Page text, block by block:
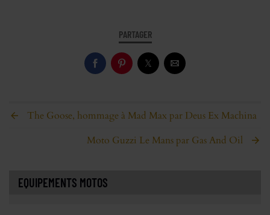
PARTAGER
The Goose, hommage à Mad Max par Deus Ex Machina
Moto Guzzi Le Mans par Gas And Oil
EQUIPEMENTS MOTOS